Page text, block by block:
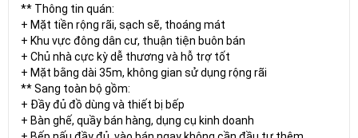
** Thông tin quán:
+ Mặt tiền rộng rãi, sạch sẽ, thoáng mát
+ Khu vực đông dân cư, thuận tiện buôn bán
+ Chủ nhà cực kỳ dễ thương và hỗ trợ tốt
+ Mặt bằng dài 35m, không gian sử dụng rộng rãi
** Sang toàn bộ gồm:
+ Đầy đủ đồ dùng và thiết bị bếp
+ Bàn ghế, quầy bán hàng, dụng cụ kinh doanh